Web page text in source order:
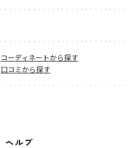
コーディネートから探す
口コミから探す
ヘルプ